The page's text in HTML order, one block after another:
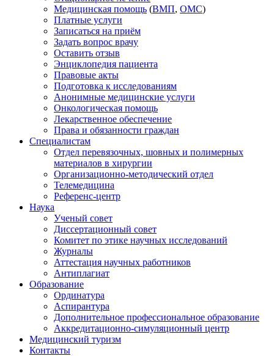
Медицинская помощь (ВМП, ОМС)
Платные услуги
Записаться на приём
Задать вопрос врачу
Оставить отзыв
Энциклопедия пациента
Правовые акты
Подготовка к исследованиям
Анонимные медицинские услуги
Онкологическая помощь
Лекарственное обеспечение
Права и обязанности граждан
Специалистам
Отдел перевязочных, шовных и полимерных
материалов в хирургии
Организационно-методический отдел
Телемедицина
Референс-центр
Наука
Ученый совет
Диссертационный совет
Комитет по этике научных исследований
Журналы
Аттестация научных работников
Антиплагиат
Образование
Ординатура
Аспирантура
Дополнительное профессиональное образование
Аккредитационно-симуляционный центр
Медицинский туризм
Контакты